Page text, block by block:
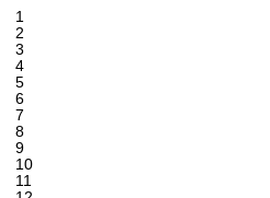
1
2
3
4
5
6
7
8
9
10
11